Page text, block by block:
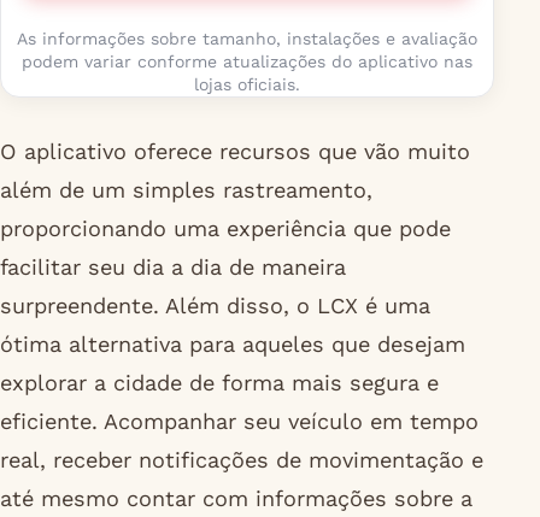
As informações sobre tamanho, instalações e avaliação
podem variar conforme atualizações do aplicativo nas
lojas oficiais.
O aplicativo oferece recursos que vão muito
além de um simples rastreamento,
proporcionando uma experiência que pode
facilitar seu dia a dia de maneira
surpreendente. Além disso, o LCX é uma
ótima alternativa para aqueles que desejam
explorar a cidade de forma mais segura e
eficiente. Acompanhar seu veículo em tempo
real, receber notificações de movimentação e
até mesmo contar com informações sobre a